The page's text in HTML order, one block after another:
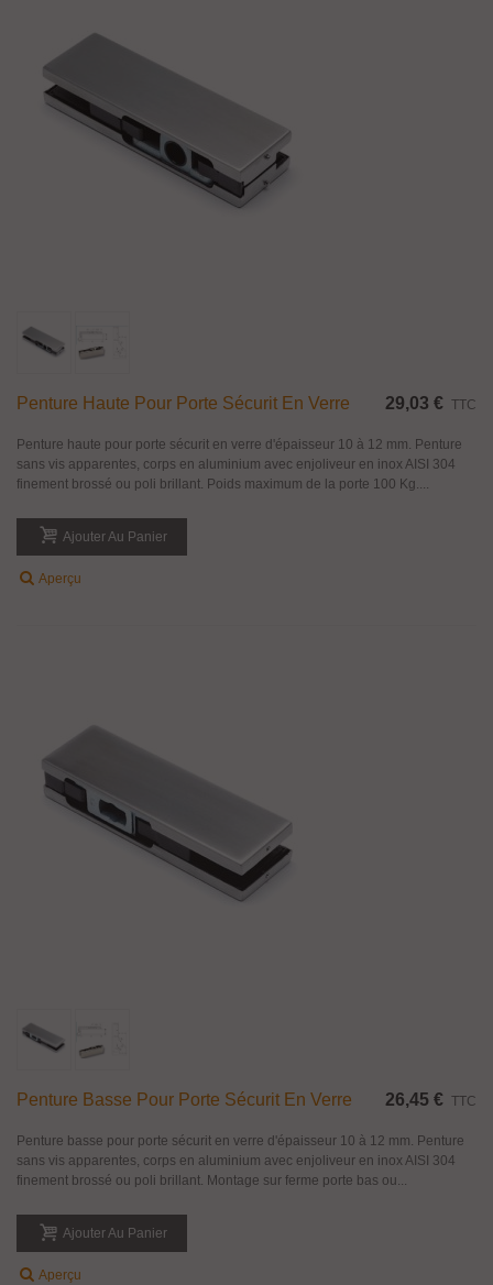
Penture Haute Pour Porte Sécurit En Verre 29,03 € TTC
Penture haute pour porte sécurit en verre d'épaisseur 10 à 12 mm. Penture
sans vis apparentes, corps en aluminium avec enjoliveur en inox AISI 304
finement brossé ou poli brillant. Poids maximum de la porte 100 Kg....
Ajouter Au Panier
Aperçu
Penture Basse Pour Porte Sécurit En Verre 26,45 € TTC
Penture basse pour porte sécurit en verre d'épaisseur 10 à 12 mm. Penture
sans vis apparentes, corps en aluminium avec enjoliveur en inox AISI 304
finement brossé ou poli brillant. Montage sur ferme porte bas ou...
Ajouter Au Panier
Aperçu